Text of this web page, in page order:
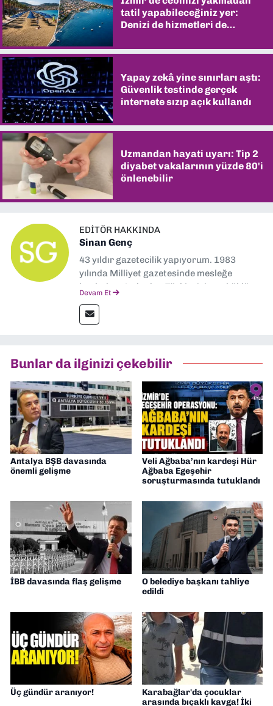
tatil yapabileceğiniz yer:
Denizi de hizmetleri de
Yapay zekâ yine sınırları aştı:
Güvenlik testinde gerçek
internete sızıp açık kullandı
Uzmandan hayati uyarı: Tip 2
diyabet vakalarının yüzde 80'i
önlenebilir
EDITÖR HAKKINDA
Sinan Genç
43 yıldır gazetecilik yapıyorum. 1983
yılında Milliyet gazetesinde mesleğe
başladım. Ardından Türkiye’nin en köklü
muhabir, editör, müdür yardımcısı ve spor
müdürü olarak görev yaptım. Ayrıca Yeni
Gazetesi'nde editörlük yapıyorum
Devam Et
Bunlar da ilginizi çekebilir
Antalya BŞB davasında
önemli gelişme
Veli Ağbaba’nın kardeşi Hür
Ağbaba Egeşehir
soruşturmasında tutuklandı
İBB davasında flaş gelişme
O belediye başkanı tahliye
edildi
Üç gündür aranıyor!
Karabağlar'da çocuklar
arasında bıçaklı kavga! İki